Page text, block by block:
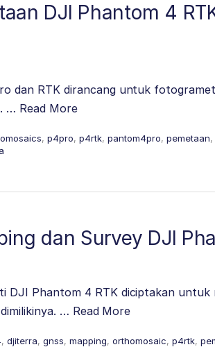
DJI Phantom 4
dan RTK dirancang untuk
… Read More
, p4pro, p4rtk, pantom4pro, pemetaan,
dan Survey DJI
DJI Phantom 4 RTK diciptakan untuk
… Read More
, djiterra, gnss, mapping, orthomosaic, p4rtk,